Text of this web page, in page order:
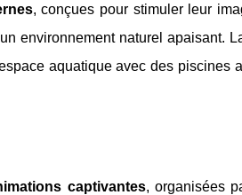
, conçues pour stimuler leur
environnement naturel apaisant.
aquatique avec des piscines
captivantes, organisées